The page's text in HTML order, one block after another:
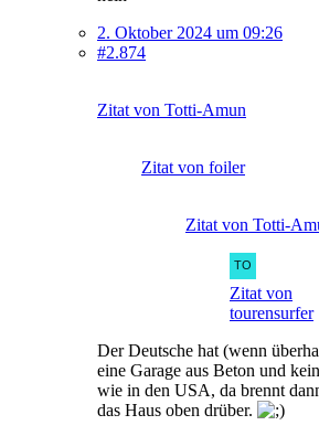
2. Oktober 2024 um 09:26
#2.874
Zitat von Totti-Amun
Zitat von foiler
Zitat von Totti-
Zitat von
tourensurfer
Der Deutsche hat (wenn
eine Garage aus Beton und
wie in den USA, da brennt
das Haus oben drüber.